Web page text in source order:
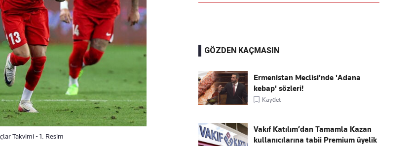
Takvimi - 1. Resim
GÖZDEN KAÇMASIN
Ermenistan Meclisi'nde 'Adana
kebap' sözleri!
Kaydet
Vakıf Katılım’dan Tamamla Kazan
kullanıcılarına tabii Premium üyelik